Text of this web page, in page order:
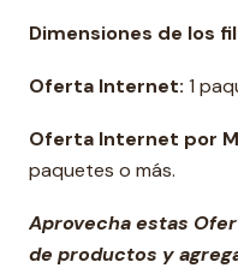
Dimensiones de los
Oferta Internet: 1
Oferta Internet por
paquetes o más.
Aprovecha estas
de productos y